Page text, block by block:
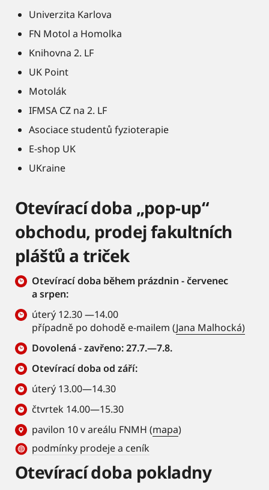
Univerzita Karlova
FN Motol a Homolka
Knihovna 2. LF
UK Point
Motolák
IFMSA CZ na 2. LF
Asociace studentů fyzioterapie
E-shop UK
UKraine
Otevírací doba „pop-up“
obchodu, prodej fakultních
plášťů a triček
Otevírací doba během prázdnin - červenec
a srpen:
úterý 12.30 —14.00
případně po dohodě e-mailem (Jana Malhocká)
Dovolená - zavřeno: 27.7.—7.8.
Otevírací doba od září:
úterý 13.00—14.30
čtvrtek 14.00—15.30
pavilon 10 v areálu FNMH (mapa)
podmínky prodeje a ceník
Otevírací doba pokladny